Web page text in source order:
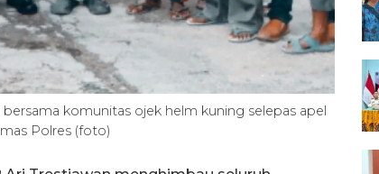
komunitas ojek helm kuning selepas apel
Polres (foto)